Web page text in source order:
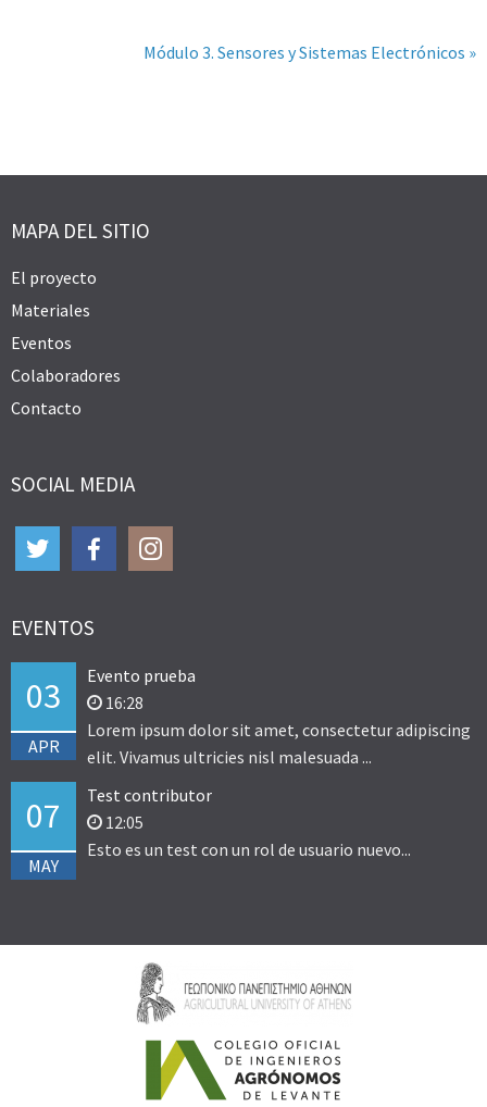
Módulo 3. Sensores y Sistemas Electrónicos »
MAPA DEL SITIO
El proyecto
Materiales
Eventos
Colaboradores
Contacto
SOCIAL MEDIA
EVENTOS
03
APR
Evento prueba
16:28
Lorem ipsum dolor sit amet, consectetur adipiscing
elit. Vivamus ultricies nisl malesuada ...
07
MAY
Test contributor
12:05
Esto es un test con un rol de usuario nuevo...